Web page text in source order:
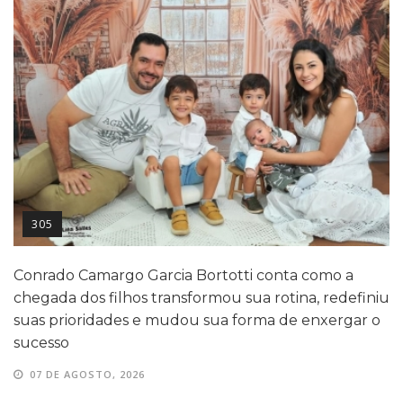
305
Conrado Camargo Garcia Bortotti conta como a
chegada dos filhos transformou sua rotina, redefiniu
suas prioridades e mudou sua forma de enxergar o
sucesso
07 DE AGOSTO, 2026